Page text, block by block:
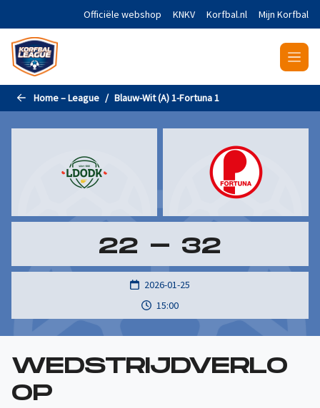
Naar de hoofdinhoud gaanOfficiële webshop KNKV Korfbal.nl Mijn Korfbal
Home – League Blauw-Wit (A) 1-Fortuna 1
22 - 32
2026-01-25
15:00
WEDSTRIJDVERLO
OP